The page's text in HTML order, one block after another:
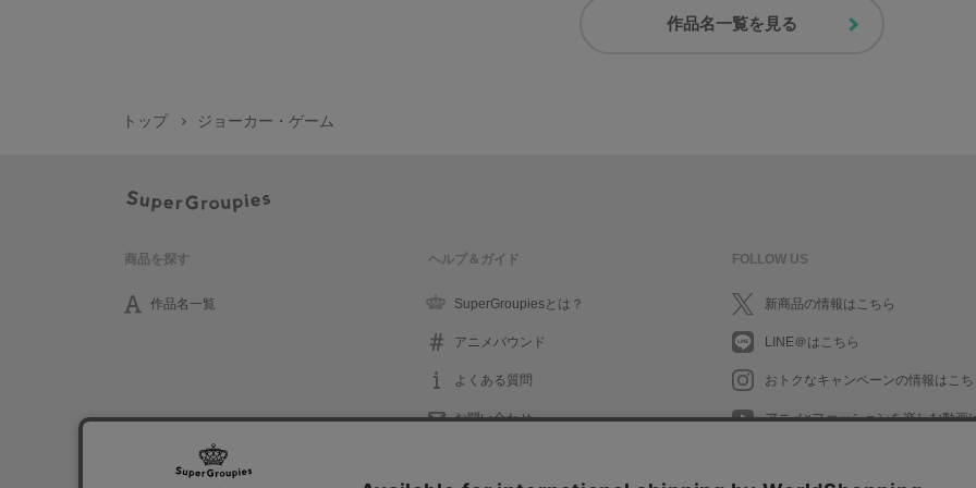
作品名一覧を見る
トップ ジョーカー・ゲーム
商品を探す
作品名一覧
ヘルプ＆ガイド
SuperGroupiesとは？
アニメバウンド
よくある質問
お問い合わせ
FOLLOW US
新商品の情報はこちら
LINE＠はこちら
おトクなキャンペーンの情報はこち
アニメ×ファッションを楽しむ動画